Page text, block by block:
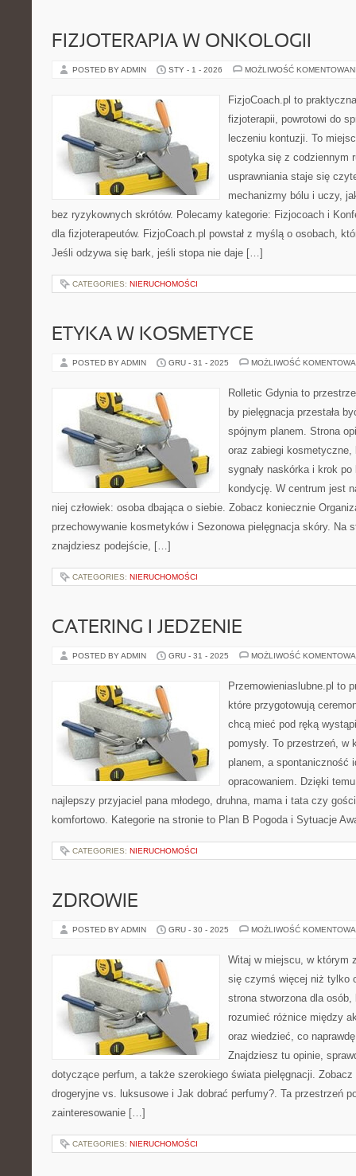
FIZJOTERAPIA W ONKOLOGII
POSTED BY ADMIN STY - 1 - 2026 MOŻLIWOŚĆ
FizjoCoach.pl to
fizjoterapii, powrotowi do
leczeniu kontuzji. To
spotyka się z codziennym
usprawniania staje się
mechanizmy bólu i uczy,
bez ryzykownych skrótów. Polecamy kategorie: Fizjocoach i
dla fizjoterapeutów. FizjoCoach.pl powstał z myślą o osobach,
Jeśli odzywa się bark, jeśli stopa nie daje […]
CATEGORIES: NIERUCHOMOŚCI
ETYKA W KOSMETYCE
POSTED BY ADMIN GRU - 31 - 2025 MOŻLIWOŚĆ
Rolletic Gdynia to
by pielęgnacja przestała
spójnym planem. Strona
oraz zabiegi
sygnały naskórka i krok
kondycję. W centrum jest
niej człowiek: osoba dbająca o siebie. Zobacz koniecznie
przechowywanie kosmetyków i Sezonowa pielęgnacja skóry. Na
znajdziesz podejście, […]
CATEGORIES: NIERUCHOMOŚCI
CATERING I JEDZENIE
POSTED BY ADMIN GRU - 31 - 2025 MOŻLIWOŚĆ
Przemowieniaslubne.pl to
które przygotowują
chcą mieć pod ręką
pomysły. To przestrzeń, w
planem, a spontaniczność
opracowaniem. Dzięki
najlepszy przyjaciel pana młodego, druhna, mama i tata czy
komfortowo. Kategorie na stronie to Plan B Pogoda i Sytuacje
CATEGORIES: NIERUCHOMOŚCI
ZDROWIE
POSTED BY ADMIN GRU - 30 - 2025 MOŻLIWOŚĆ
Witaj w miejscu, w którym
się czymś więcej niż tylko
strona stworzona dla
rozumieć różnice między
oraz wiedzieć, co
Znajdziesz tu opinie,
dotyczące perfum, a także szerokiego świata pielęgnacji.
drogeryjne vs. luksusowe i Jak dobrać perfumy?. Ta przestrzeń
zainteresowanie […]
CATEGORIES: NIERUCHOMOŚCI